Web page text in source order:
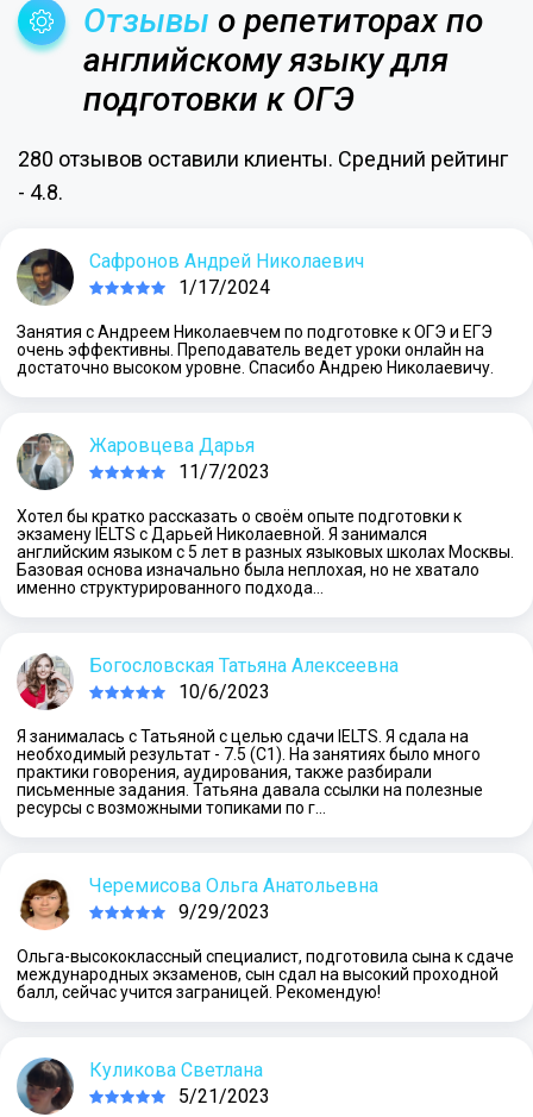
Отзывы о репетиторах по
английскому языку для
подготовки к ОГЭ
280 отзывов оставили клиенты. Средний рейтинг
- 4.8.
Сафронов Андрей Николаевич
1/17/2024
Занятия с Андреем Николаевчем по подготовке к ОГЭ и ЕГЭ
очень эффективны. Преподаватель ведет уроки онлайн на
достаточно высоком уровне. Спасибо Андрею Николаевичу.
Жаровцева Дарья
11/7/2023
Хотел бы кратко рассказать о своём опыте подготовки к
экзамену IELTS с Дарьей Николаевной. Я занимался
английским языком с 5 лет в разных языковых школах Москвы.
Базовая основа изначально была неплохая, но не хватало
именно структурированного подхода…
Богословская Татьяна Алексеевна
10/6/2023
Я занималась с Татьяной с целью сдачи IELTS. Я сдала на
необходимый результат - 7.5 (С1). На занятиях было много
практики говорения, аудирования, также разбирали
письменные задания. Татьяна давала ссылки на полезные
ресурсы с возможными топиками по г…
Черемисова Ольга Анатольевна
9/29/2023
Ольга-высококлассный специалист, подготовила сына к сдаче
международных экзаменов, сын сдал на высокий проходной
балл, сейчас учится заграницей. Рекомендую!
Куликова Светлана
5/21/2023